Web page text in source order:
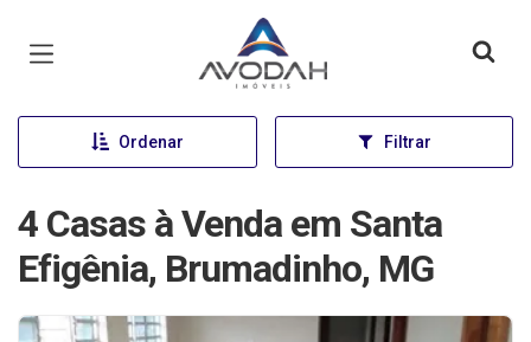
Página inicial
Ordenar Filtrar
4 Casas à Venda em Santa
Efigênia, Brumadinho, MG